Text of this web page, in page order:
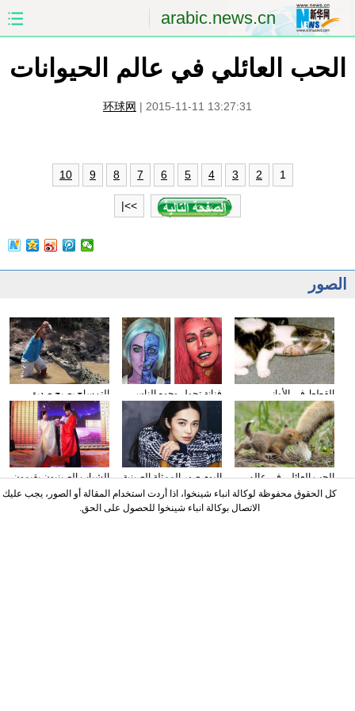
arabic.news.cn
الصين الصفحة الأولى
الشرق الأوسط
العلوم والصحة الثقافة والتعليم
الحب العائلي في عالم الحيوانات
环球网 | 2015-11-11 13:27:31
1
2
3
4
5
6
7
8
9
10
>>|
الصور
التمساح يصبح صديق
الناس في كوستا ريكا
فنانة تحول وجوه الناس
إلى الشخصيات الكرتونية
باستخدام الماكياج
القطط في الأواني
الزجاجية
الشباب الصينيون يقيمون
حفل الزفاف وفقا لطريقة
"أسرة هان"
البوم صور الممثلة الصينية
ياو تشن على مجلة
الحب العائلي في عالم
الحيوان
كل الحقوق محفوظة لوكالة انباء شينخوا، اذا أردت استخدام المقالة أو الصور، يجب عليك
الاتصال بوكالة انباء شينخوا للحصول على الحق.